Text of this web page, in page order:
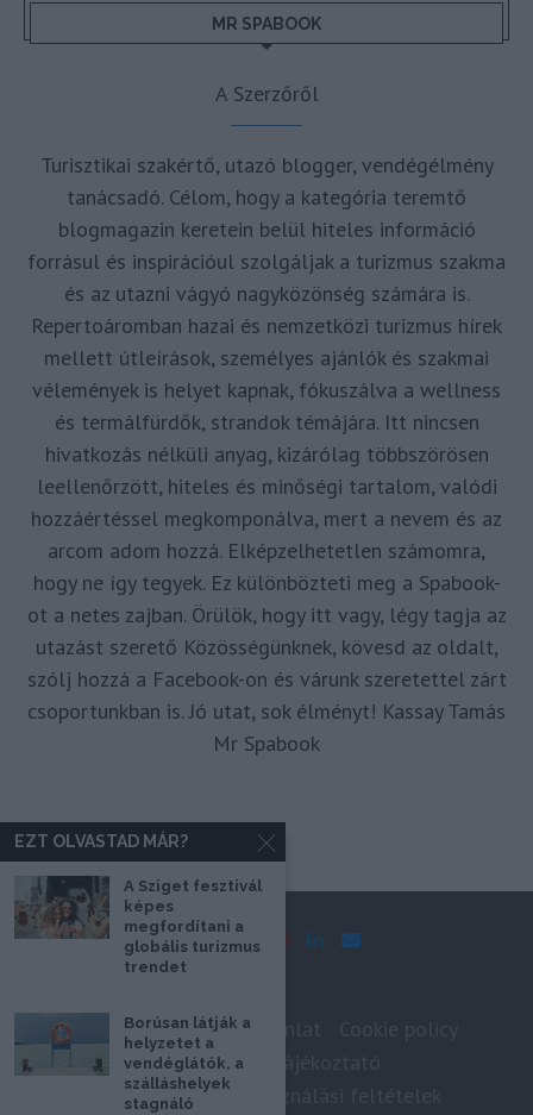
MR SPABOOK
A Szerzőről
Turisztikai szakértő, utazó blogger, vendégélmény
tanácsadó. Célom, hogy a kategória teremtő
blogmagazin keretein belül hiteles információ
forrásul és inspirációul szolgáljak a turizmus szakma
és az utazni vágyó nagyközönség számára is.
Repertoáromban hazai és nemzetközi turizmus hírek
mellett útleírások, személyes ajánlók és szakmai
vélemények is helyet kapnak, fókuszálva a wellness
és termálfürdők, strandok témájára. Itt nincsen
hivatkozás nélküli anyag, kizárólag többszörösen
leellenőrzött, hiteles és minőségi tartalom, valódi
hozzáértéssel megkomponálva, mert a nevem és az
arcom adom hozzá. Elképzelhetetlen számomra,
hogy ne így tegyek. Ez különbözteti meg a Spabook-
ot a netes zajban. Örülök, hogy itt vagy, légy tagja az
utazást szerető Közösségünknek, kövesd az oldalt,
szólj hozzá a Facebook-on és várunk szeretettel zárt
csoportunkban is. Jó utat, sok élményt! Kassay Tamás
Mr Spabook
Impresszum Médiaajánlat
Adatkezelési tájékoztató
Szerzői jogok, felhasználási feltételek
EZT OLVASTAD MÁR?
A Sziget fesztivál
képes
megfordítani a
globális turizmus
trendet
Borúsan látják a
helyzetet a
vendéglátók, a
szálláshelyek
stagnáló